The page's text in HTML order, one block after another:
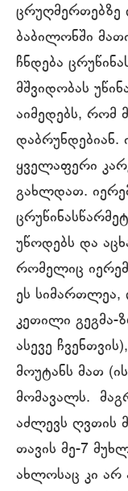
ცრუღმერთებზე
ბაბილონში
ჩნდება
მშვიდობას
აიმედებს, რომ
დაბრუნდებიან.
ყველაფერი
გახლდათ.
უწოდებს და
რომელიც
ეს სიმართლეა,
კეთილი გეგმა-
ასევე
მოუტანს მათ
მომავალს.
აძლევს ღვთის
თავის მე-7
ახლოსაც კი არ